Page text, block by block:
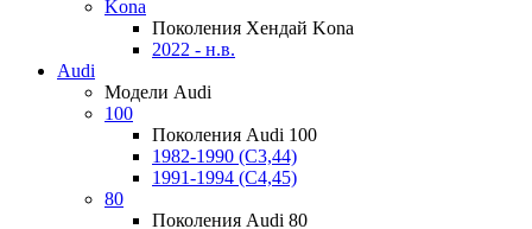
Kona
Поколения Хендай Kona
2022 - н.в.
Audi
Модели Audi
100
Поколения Audi 100
1982-1990 (С3,44)
1991-1994 (С4,45)
80
Поколения Audi 80